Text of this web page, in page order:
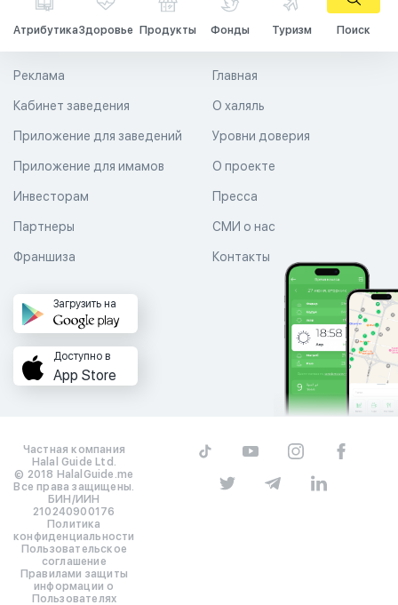
АтрибутикаЗдоровье Продукты Фонды Туризм Поиск
Главная
О халяль
Уровни доверия
Реклама
Кабинет заведения
Приложение для заведений
Приложение для имамов О проекте
Пресса
СМИ о нас
Контакты
Инвесторам
Партнеры
Франшиза
Загрузить на
Доступно в
App Store
Частная компания
Halal Guide Ltd.
© 2018 HalalGuide.me
Все права защищены.
БИН/ИИН
210240900176
Политика
конфиденциальности
Пользовательское
соглашение
Правилами защиты
информации о
Пользователях